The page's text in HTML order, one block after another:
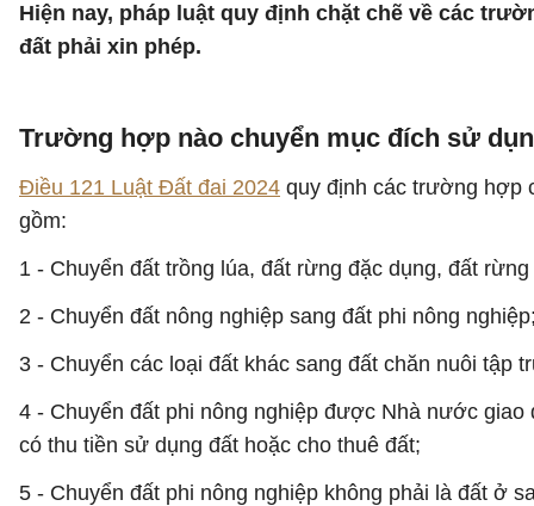
Hiện nay, pháp luật quy định chặt chẽ về các
đất phải xin phép.
Trường hợp nào chuyển mục đích sử
Điều 121 Luật Đất đai 2024 quy định các trường hợp
gồm:
1 - Chuyển đất trồng lúa, đất rừng đặc dụng, đất
2 - Chuyển đất nông nghiệp sang đất phi nông
3 - Chuyển các loại đất khác sang đất chăn nuôi tập
4 - Chuyển đất phi nông nghiệp được Nhà nước
có thu tiền sử dụng đất hoặc cho thuê đất;
5 - Chuyển đất phi nông nghiệp không phải là đất ở